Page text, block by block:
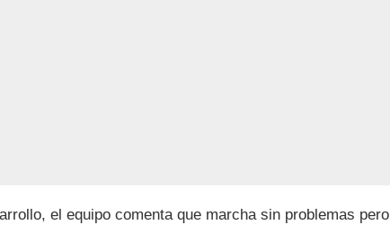
el equipo comenta que marcha sin problemas pero